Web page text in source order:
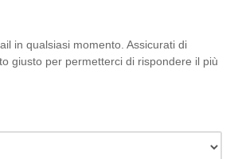
in qualsiasi momento. Assicurati di
giusto per permetterci di rispondere il più